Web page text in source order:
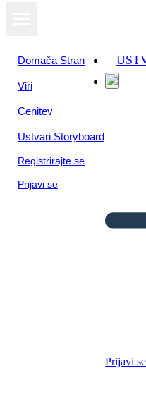
Domača Stran
Viri
Cenitev
Ustvari Storyboard
Registrirajte se
Prijavi se
Prijavi se